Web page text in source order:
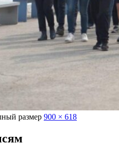
размер 900 × 618